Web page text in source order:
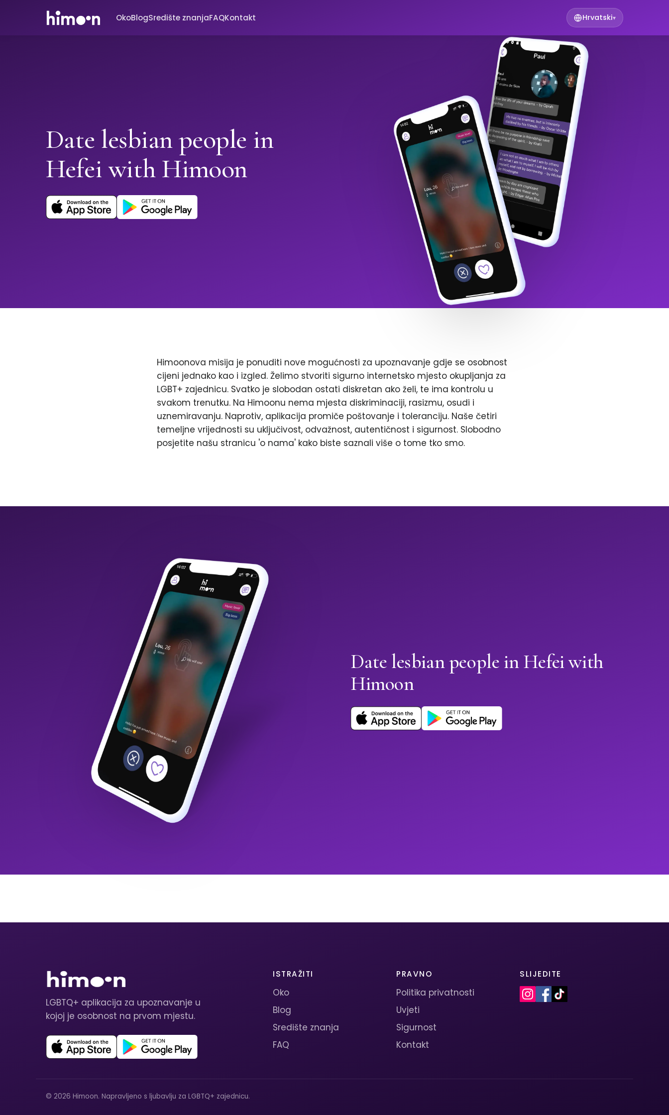
OkoBlogSredište znanjaFAQKontakt Hrvatski▾
Date lesbian people in
Hefei with Himoon
Himoonova misija je ponuditi nove mogućnosti za upoznavanje gdje se osobnost
cijeni jednako kao i izgled. Želimo stvoriti sigurno internetsko mjesto okupljanja za
LGBT+ zajednicu. Svatko je slobodan ostati diskretan ako želi, te ima kontrolu u
svakom trenutku. Na Himoonu nema mjesta diskriminaciji, rasizmu, osudi i
uznemiravanju. Naprotiv, aplikacija promiče poštovanje i toleranciju. Naše četiri
temeljne vrijednosti su uključivost, odvažnost, autentičnost i sigurnost. Slobodno
posjetite našu stranicu 'o nama' kako biste saznali više o tome tko smo.
Date lesbian people in Hefei with
Himoon
LGBTQ+ aplikacija za upoznavanje u
kojoj je osobnost na prvom mjestu.
ISTRAŽITI
Oko
Blog
Središte znanja
FAQ
PRAVNO
Politika privatnosti
Uvjeti
Sigurnost
Kontakt
SLIJEDITE
© 2026 Himoon. Napravljeno s ljubavlju za LGBTQ+ zajednicu.